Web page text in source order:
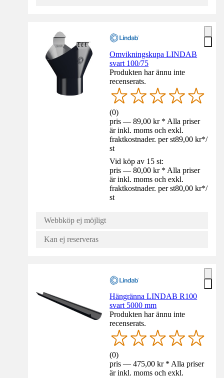
Omvikningskupa LINDAB
svart 100/75
Produkten har ännu inte
recenserats.
(0)
pris — 89,00 kr * Alla priser
är inkl. moms och exkl.
fraktkostnader. per st89,00 kr*/
st
Vid köp av 15 st:
pris — 80,00 kr * Alla priser
är inkl. moms och exkl.
fraktkostnader. per st80,00 kr*/
st
Webbköp ej möjligt
Kan ej reserveras
Hängränna LINDAB R100
svart 5000 mm
Produkten har ännu inte
recenserats.
(0)
pris — 475,00 kr * Alla priser
är inkl. moms och exkl.